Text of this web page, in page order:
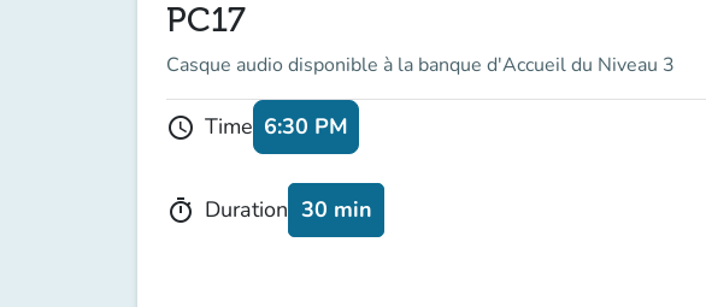
PC17
Casque audio disponible à la banque d'Accueil du Niveau 3
schedule Time 6:30 PM
timer Duration 30 min